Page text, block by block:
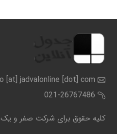
[at] jadvalonline [dot] com
021-26767486
کلیه حقوق برای شرکت صفر و